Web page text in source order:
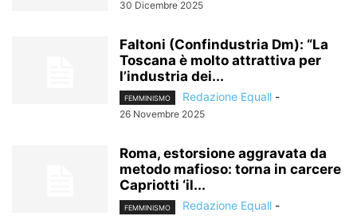
30 Dicembre 2025
Faltoni (Confindustria Dm): “La
Toscana è molto attrattiva per
l’industria dei...
FEMMINISMO Redazione Equall -
26 Novembre 2025
Roma, estorsione aggravata da
metodo mafioso: torna in carcere
Capriotti ‘il...
FEMMINISMO Redazione Equall -